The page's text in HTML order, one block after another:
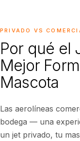
PRIVADO VS
Por qué el
Mejor
Mascota
Las aerolíneas
bodega — una
un jet privado, tu